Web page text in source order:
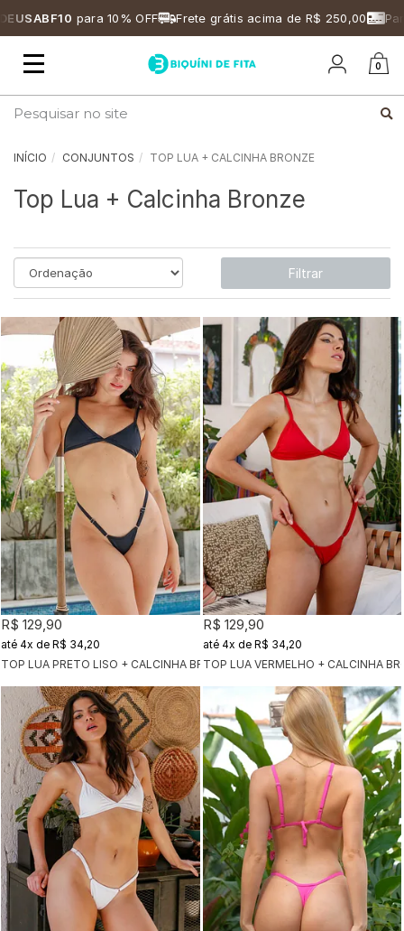
para 10% OFF Frete grátis acima de R$ 250,00
Mudar
0
INÍCIO CONJUNTOS TOP LUA + CALCINHA BRONZE
Top Lua + Calcinha Bronze
Filtrar
TOP LUA PRETO LISO + CALCINHA BRONZE PRETO LISO
R$ 129,90
4x deR$ 34,20
TOP LUA VERMELHO + CALCINHA
R$ 129,90
4x de R$ 34,20